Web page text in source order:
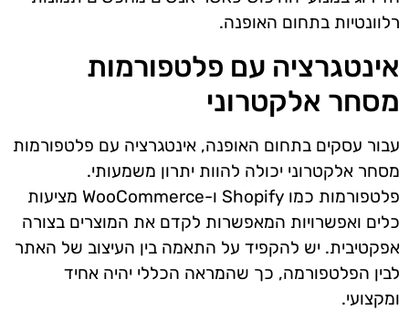
רלוונטיות בתחום האופנה.
אינטגרציה עם פלטפורמות
מסחר אלקטרוני
עבור עסקים בתחום האופנה, אינטגרציה עם פלטפורמות
מסחר אלקטרוני יכולה להוות יתרון משמעותי.
פלטפורמות כמו Shopify ו-WooCommerce מציעות
כלים ואפשרויות המאפשרות לקדם את המוצרים בצורה
אפקטיבית. יש להקפיד על התאמה בין העיצוב של האתר
לבין הפלטפורמה, כך שהמראה הכללי יהיה אחיד
ומקצועי.